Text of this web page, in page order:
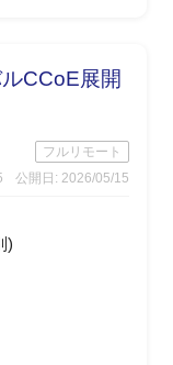
CCoE展開
フルリモート
公開日: 2026/05/15
)